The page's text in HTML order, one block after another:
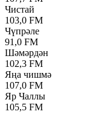
Чистай
103,0 FM
Чүпрәле
91,0 FM
Шәмәрдән
102,3 FM
Яңа чишмә
107,0 FM
Яр Чаллы
105,5 FM